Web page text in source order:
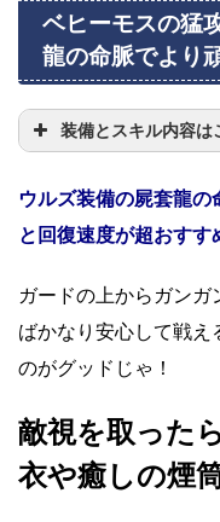
ベヒーモスの猛
龍の命脈でより
装備とスキル内容は
ウルズ装備の屍套龍の
と回復速度が超おすす
ガードの上からガン
ばかなり安心して戦え
のがグッドじゃ！
敵視を取った
衣や癒しの煙